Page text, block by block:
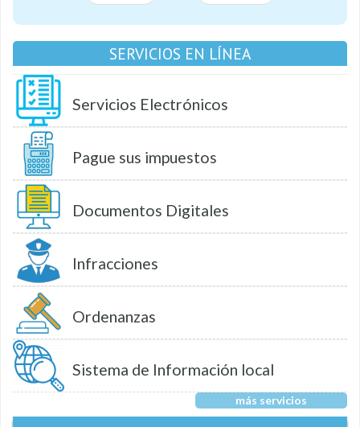
SERVICIOS EN LÍNEA
Servicios Electrónicos
Pague sus impuestos
Documentos Digitales
Infracciones
Ordenanzas
Sistema de Información local
más servicios